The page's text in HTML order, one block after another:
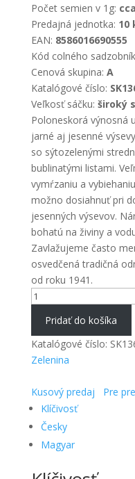
Počet semien v 1g:
Predajná jednotka: 10
EAN: 8586016690555
Kód colného
Cenová skupina: A
Katalógové číslo:
Veľkosť sáčku: široký
Poloneskorá výnosná
jarné aj jesenné
so sýtozelenými
bublinatými listami.
vymŕzaniu a
možno dosiahnuť pri
jesenných výsevov.
bohatú na živiny a
Zavlažujeme často
osvedčená tradičná
od roku 1941.
množstvo
siaty
Pridať do košíka
Katalógové číslo:
Zelenina
Kusový predaj
Pre
Klíčivosť
Česky
Magyar